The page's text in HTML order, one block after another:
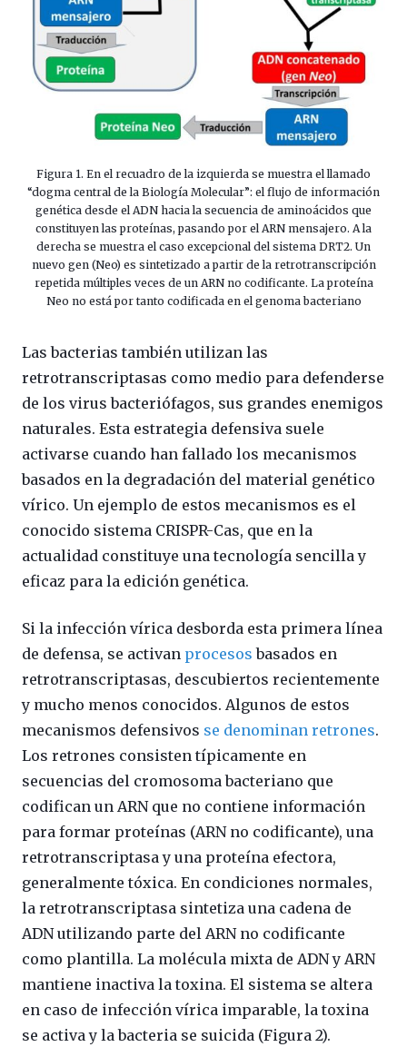
Figura 1. En el recuadro de la izquierda se muestra el llamado
“dogma central de la Biología Molecular”: el flujo de información
genética desde el ADN hacia la secuencia de aminoácidos que
constituyen las proteínas, pasando por el ARN mensajero. A la
derecha se muestra el caso excepcional del sistema DRT2. Un
nuevo gen (Neo) es sintetizado a partir de la retrotranscripción
repetida múltiples veces de un ARN no codificante. La proteína
Neo no está por tanto codificada en el genoma bacteriano
Las bacterias también utilizan las
retrotranscriptasas como medio para defenderse
de los virus bacteriófagos, sus grandes enemigos
naturales. Esta estrategia defensiva suele
activarse cuando han fallado los mecanismos
basados en la degradación del material genético
vírico. Un ejemplo de estos mecanismos es el
conocido sistema CRISPR-Cas, que en la
actualidad constituye una tecnología sencilla y
eficaz para la edición genética.
Si la infección vírica desborda esta primera línea
de defensa, se activan procesos basados en
retrotranscriptasas, descubiertos recientemente
y mucho menos conocidos. Algunos de estos
mecanismos defensivos se denominan retrones.
Los retrones consisten típicamente en
secuencias del cromosoma bacteriano que
codifican un ARN que no contiene información
para formar proteínas (ARN no codificante), una
retrotranscriptasa y una proteína efectora,
generalmente tóxica. En condiciones normales,
la retrotranscriptasa sintetiza una cadena de
ADN utilizando parte del ARN no codificante
como plantilla. La molécula mixta de ADN y ARN
mantiene inactiva la toxina. El sistema se altera
en caso de infección vírica imparable, la toxina
se activa y la bacteria se suicida (Figura 2).